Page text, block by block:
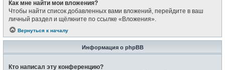
Как мне найти мои вложения?
Чтобы найти список добавленных вами вложений, перейдите в ваш
личный раздел и щёлкните по ссылке «Вложения».
Вернуться к началу
Информация о phpBB
Кто написал эту конференцию?